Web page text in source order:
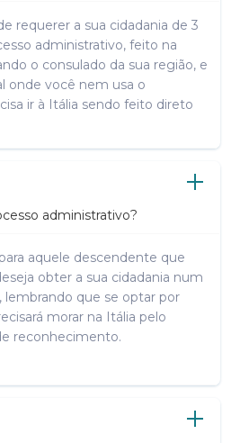
requerer a sua cidadania de 3
administrativo, feito na
o consulado da sua região, e
onde você nem usa o
ir à Itália sendo feito direto
administrativo?
aquele descendente que
obter a sua cidadania num
lembrando que se optar por
morar na Itália pelo
reconhecimento.